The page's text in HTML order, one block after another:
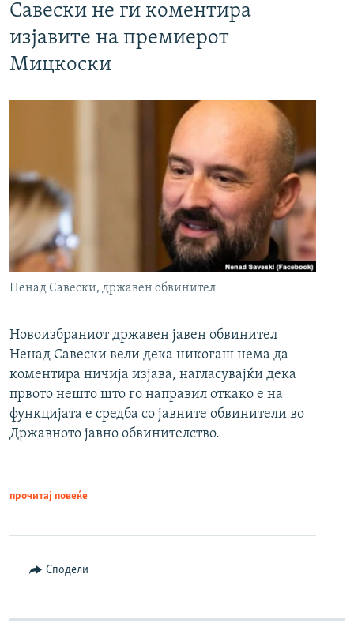
Савески не ги коментира
изјавите на премиерот
Мицкоски
Ненад Савески, државен обвинител
Новоизбраниот државен јавен обвинител
Ненад Савески вели дека никогаш нема да
коментира ничија изјава, нагласувајќи дека
првото нешто што го направил откако е на
функцијата е средба со јавните обвинители во
Државното јавно обвинителство.
прочитај повеќе
Сподели